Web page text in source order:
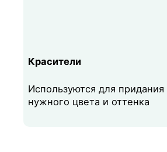
Красители
Используются для
нужного цвета и оттенка